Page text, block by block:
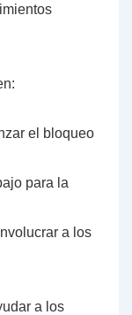
el bloqueo
para la
a los
a los